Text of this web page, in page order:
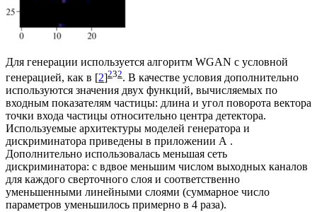
Для генерации используется алгоритм WGAN с условной
генерацией, как в [2]232. В качестве условия дополнительно
используются значения двух функций, вычисляемых по
входным показателям частицы: длина и угол поворота вектора
точки входа частицы относительно центра детектора.
Используемые архитектуры моделей генератора и
дискриминатора приведены в приложении А .
Дополнительно использовалась меньшая сеть
дискриминатора: с вдвое меньшим числом выходных каналов
для каждого сверточного слоя и соответственно
уменьшенными линейными слоями (суммарное число
параметров уменьшилось примерно в 4 раза).